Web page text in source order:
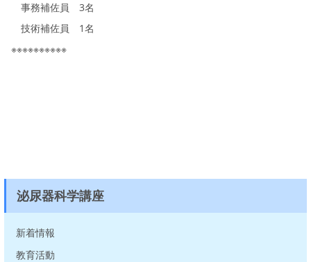
事務補佐員 3名
技術補佐員 1名
※※※※※※※※※※
泌尿器科学講座
新着情報
教育活動